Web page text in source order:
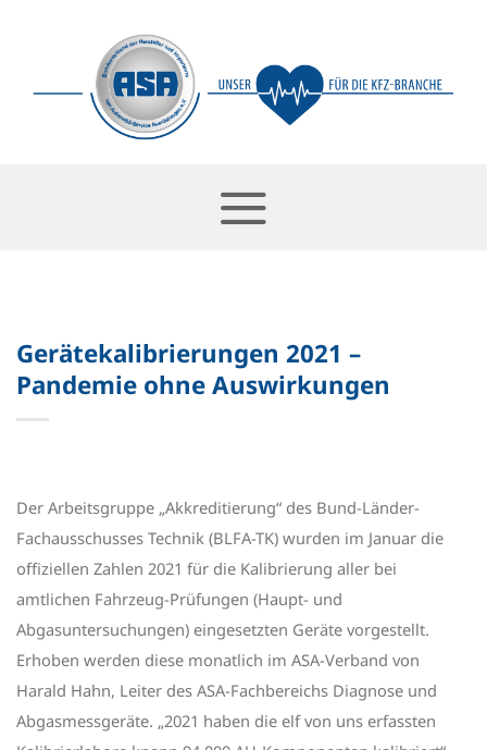
Gerätekalibrierungen 2021 –
Pandemie ohne Auswirkungen
Der Arbeitsgruppe „Akkreditierung“ des Bund-Länder-
Fachausschusses Technik (BLFA-TK) wurden im Januar die
offiziellen Zahlen 2021 für die Kalibrierung aller bei
amtlichen Fahrzeug-Prüfungen (Haupt- und
Abgasuntersuchungen) eingesetzten Geräte vorgestellt.
Erhoben werden diese monatlich im ASA-Verband von
Harald Hahn, Leiter des ASA-Fachbereichs Diagnose und
Abgasmessgeräte. „2021 haben die elf von uns erfassten